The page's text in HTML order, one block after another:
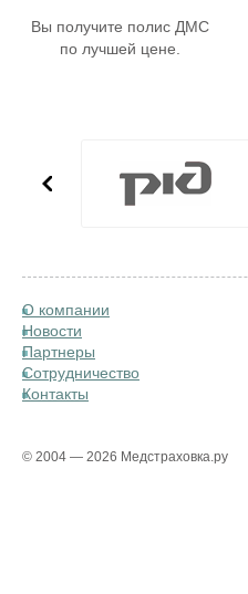
Вы получите полис ДМС
по лучшей цене.
О компании
Новости
Партнеры
Сотрудничество
Контакты
© 2004 — 2026 Медстраховка.ру